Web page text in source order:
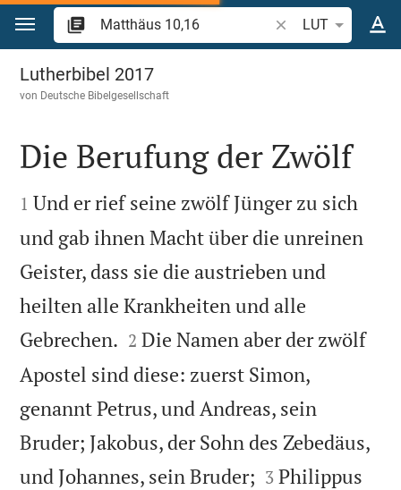
Zum Inhalt springen
Bibelstelle oder
LUT
Matthäus 10
Lutherbibel 2017
von Deutsche Bibelgesellschaft

Die Berufung der Zwölf

1 Und er rief seine zwölf Jünger zu sich
und gab ihnen Macht über die unreinen
Geister, dass sie die austrieben und
heilten alle Krankheiten und alle
Gebrechen. 

2 Die Namen aber der zwölf
Apostel sind diese: zuerst Simon,
genannt Petrus, und Andreas, sein
Bruder; Jakobus, der Sohn des Zebedäus,
und Johannes, sein Bruder; 

3 Philippus